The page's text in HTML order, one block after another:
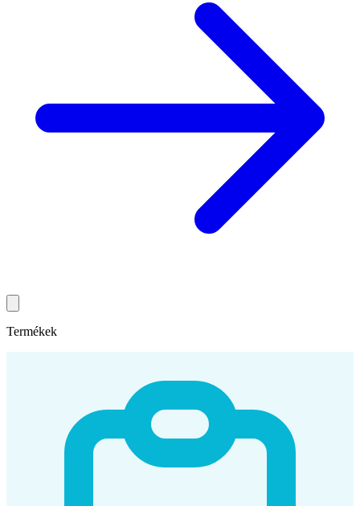
Termékek